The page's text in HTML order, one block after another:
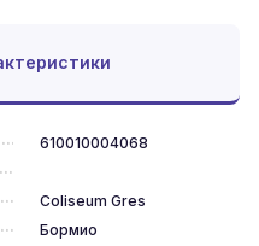
610010004068
Coliseum Gres
Бормио